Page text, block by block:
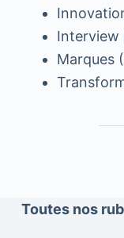
Interview
Marques
Toutes nos